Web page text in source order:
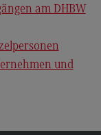
am DHBW
und